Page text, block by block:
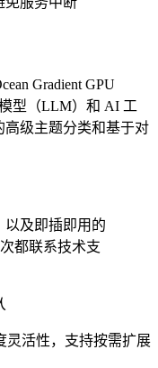
Gradient GPU
型（LLM）和 AI 工
高级主题分类和基于对
以及即插即用的
都联系技术支
灵活性，支持按需扩展